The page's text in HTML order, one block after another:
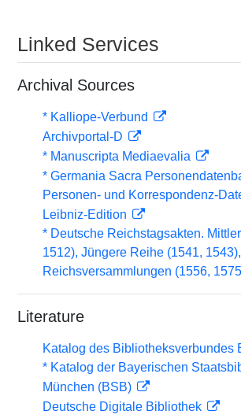
Linked Services
Archival Sources
* Kalliope-Verbund
Archivportal-D
* Manuscripta Mediaevalia
* Germania Sacra
Personen- und Korrespondenz-
Leibniz-Edition
* Deutsche Reichstagsakten.
1512), Jüngere Reihe (1541, 1543),
Reichsversammlungen (1556,
Literature
Katalog des Bibliotheksverbundes
* Katalog der Bayerischen
München (BSB)
Deutsche Digitale Bibliothek